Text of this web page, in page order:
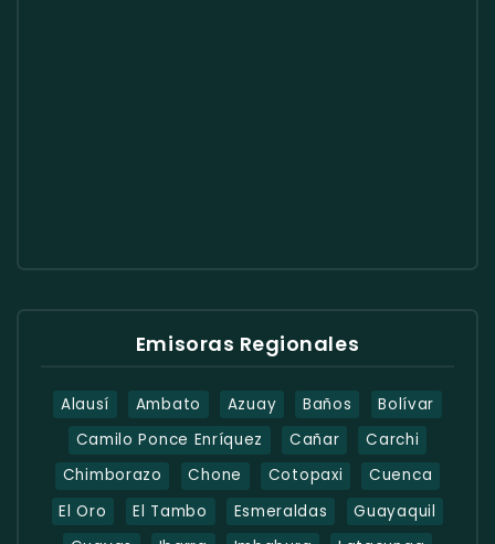
Emisoras Regionales
Alausí Ambato Azuay Baños
Bolívar
Camilo Ponce Enríquez
Cañar
Carchi
Chimborazo
Chone Cotopaxi
Cuenca
El Oro
El Tambo Esmeraldas
Guayaquil